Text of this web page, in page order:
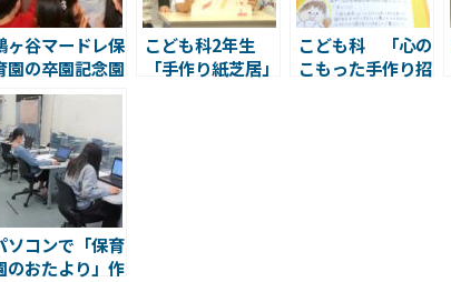
ヶ谷マードレ保
園の卒園記念園
保育＆保育学生
の交流会
こども科2年生
「手作り紙芝居」
こども科 「心の
こもった手作り招
ソコンで「保育
のおたより」作